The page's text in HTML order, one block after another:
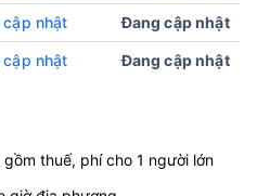
nhật Đang cập nhật
nhật Đang cập nhật
gồm thuế, phí cho 1 người lớn